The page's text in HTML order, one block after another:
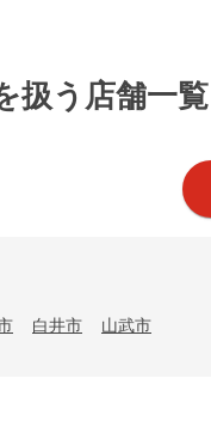
扱う店舗一覧
白井市 山武市